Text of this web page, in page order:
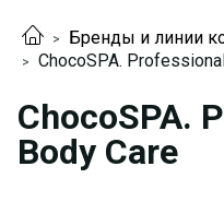
Бренды и линии
ChocoSPA.
ChocoSPA.
Body Care